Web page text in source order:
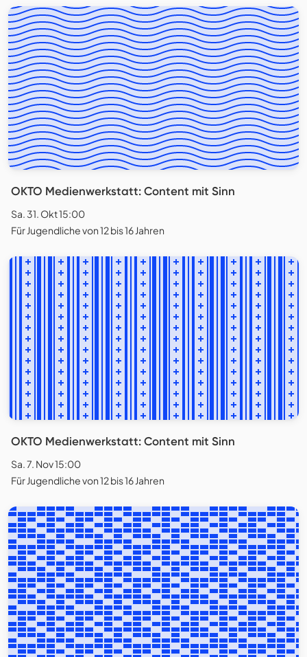
OKTO Medienwerkstatt: Content mit Sinn
Sa. 31. Okt 15:00
Für Jugendliche von 12 bis 16 Jahren
OKTO Medienwerkstatt: Content mit Sinn
Sa. 7. Nov 15:00
Für Jugendliche von 12 bis 16 Jahren